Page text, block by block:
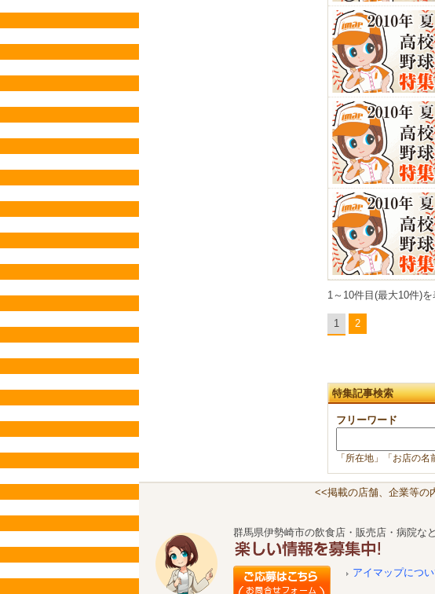
1～10件目(最大10件)
1 2
特集記事検索
フリーワード
「所在地」「お店の
<<掲載の店舗、企業等の
群馬県伊勢崎市の飲食店・販売店・病院な
アイマップにつ